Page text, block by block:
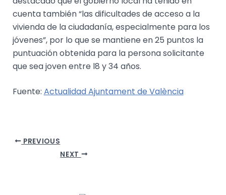
cuenta también “las dificultades de acceso a la
vivienda de la ciudadanía, especialmente para los
jóvenes”, por lo que se mantiene en 25 puntos la
puntuación obtenida para la persona solicitante
que sea joven entre l8 y 34 años.
Fuente: Actualidad Ajuntament de València
PREVIOUS
NEXT